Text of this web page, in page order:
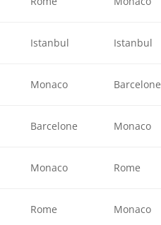
Istanbul Istanbul
Monaco Barcelone
Barcelone Monaco
Monaco Rome
Rome Monaco